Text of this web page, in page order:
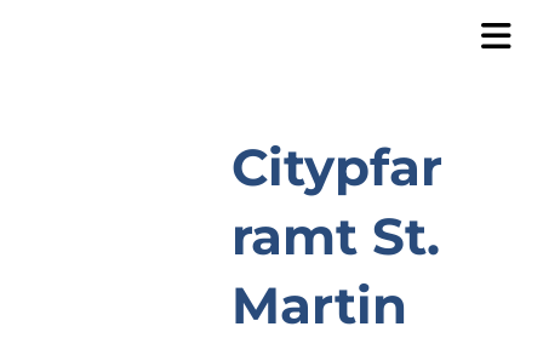
Citypfar
ramt St.
Martin